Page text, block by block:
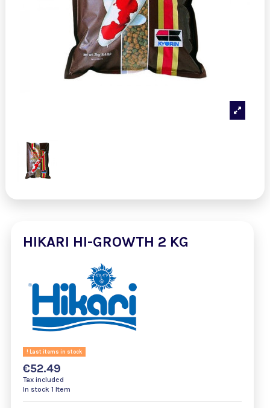
HIKARI HI-GROWTH 2 KG
Last items in stock
€52.49
Tax included
In stock 1 Item